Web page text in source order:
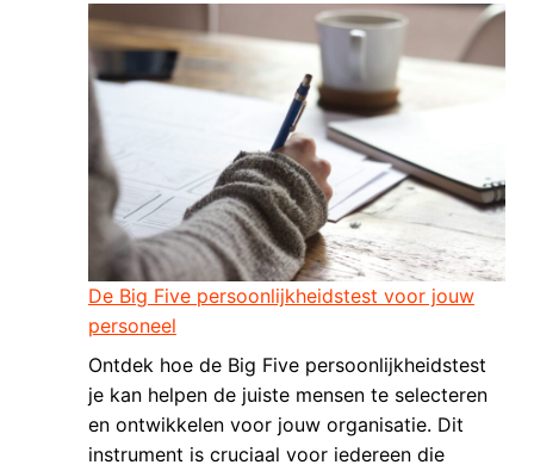
De Big Five persoonlijkheidstest voor jouw
personeel
Ontdek hoe de Big Five persoonlijkheidstest
je kan helpen de juiste mensen te selecteren
en ontwikkelen voor jouw organisatie. Dit
instrument is cruciaal voor iedereen die